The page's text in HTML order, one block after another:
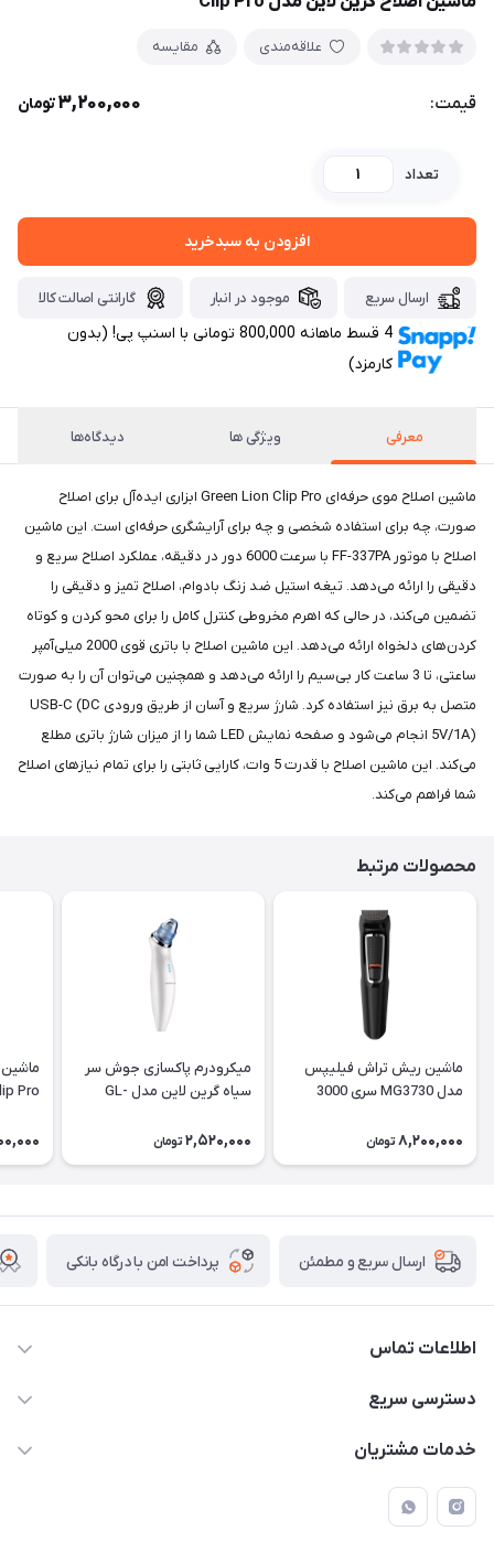
علاقه‌مندی مقایسه
قیمت: 3,200,000تومان
تعداد
افزودن به سبدخرید
ارسال سریع موجود در انبار گارانتی اصالت کالا
4 قسط ماهانه 800,000 تومانی با اسنپ ‌پی! (بدون
کارمزد)
معرفی ویژگی ها دیدگاه‌ها
ماشین اصلاح موی حرفه‌ای Green Lion Clip Pro ابزاری ایده‌آل برای اصلاح
صورت، چه برای استفاده شخصی و چه برای آرایشگری حرفه‌ای است. این ماشین
اصلاح با موتور FF-337PA با سرعت 6000 دور در دقیقه، عملکرد اصلاح سریع و
دقیقی را ارائه می‌دهد. تیغه استیل ضد زنگ بادوام، اصلاح تمیز و دقیقی را
تضمین می‌کند، در حالی که اهرم مخروطی کنترل کامل را برای محو کردن و کوتاه
کردن‌های دلخواه ارائه می‌دهد. این ماشین اصلاح با باتری قوی 2000 میلی‌آمپر
ساعتی، تا 3 ساعت کار بی‌سیم را ارائه می‌دهد و همچنین می‌توان آن را به صورت
متصل به برق نیز استفاده کرد. شارژ سریع و آسان از طریق ورودی USB-C (DC
5V/1A) انجام می‌شود و صفحه نمایش LED شما را از میزان شارژ باتری مطلع
می‌کند. این ماشین اصلاح با قدرت 5 وات، کارایی ثابتی را برای تمام نیازهای اصلاح
شما فراهم می‌کند.
محصولات مرتبط
ماشین ریش تراش فیلیپس
مدل MG3730 سری 3000
8,200,000 تومان
میکرودرم پاکسازی جوش سر
سیاه گرین لاین مدل GL-
2,520,000 تومان
Pro
ارسال سریع و مطمئن پرداخت امن با درگاه بانکی
اطلاعات تماس
09171843500 و 07152240182
دسترسی سریع
حساب کاربری
لیست محصولات
خدمات مشتریان
راهنما
قوانین و مقررات